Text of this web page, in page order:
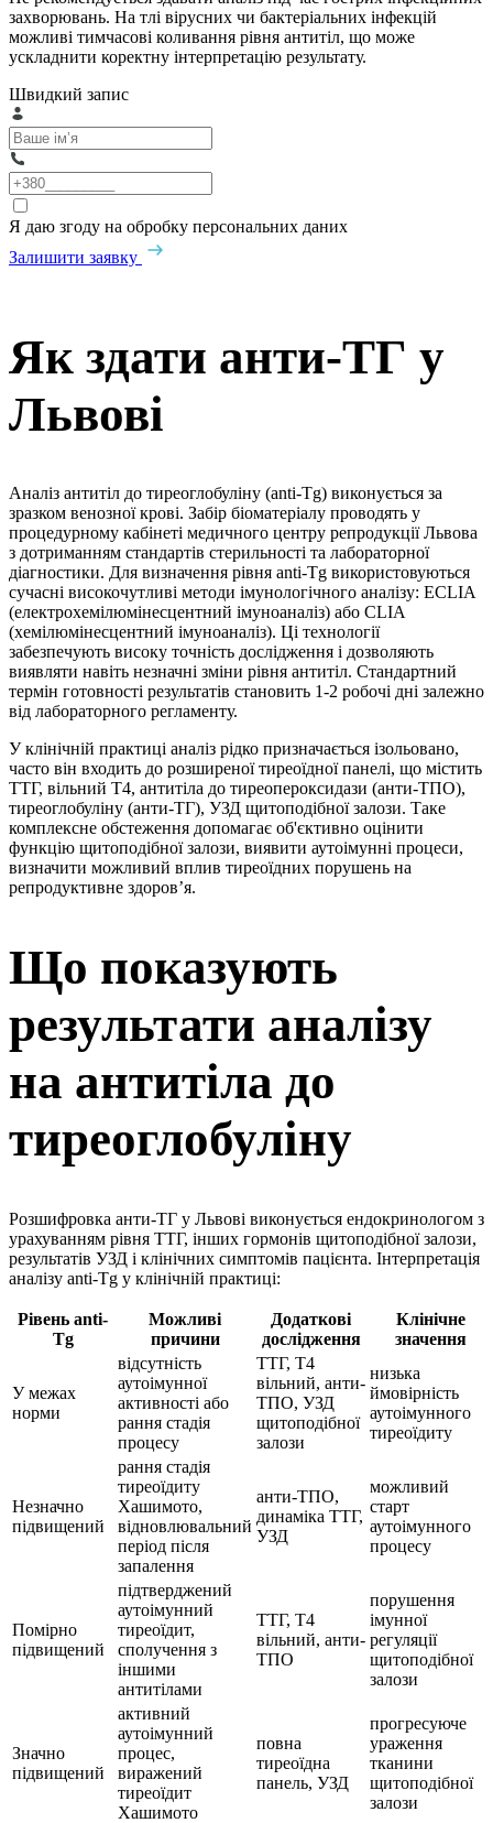
захворювань. На тлі вірусних чи бактеріальних інфекцій
можливі тимчасові коливання рівня антитіл, що може
ускладнити коректну інтерпретацію результату.
Швидкий запис
Я даю згоду на обробку персональних даних
Залишити заявку
Як здати анти-ТГ у
Львові
Аналіз антитіл до тиреоглобуліну (anti-Tg) виконується за
зразком венозної крові. Забір біоматеріалу проводять у
процедурному кабінеті медичного центру репродукції Львова
з дотриманням стандартів стерильності та лабораторної
діагностики. Для визначення рівня anti-Tg використовуються
сучасні високочутливі методи імунологічного аналізу: ECLIA
(електрохемілюмінесцентний імуноаналіз) або CLIA
(хемілюмінесцентний імуноаналіз). Ці технології
забезпечують високу точність дослідження і дозволяють
виявляти навіть незначні зміни рівня антитіл. Стандартний
термін готовності результатів становить 1-2 робочі дні залежно
від лабораторного регламенту.
У клінічній практиці аналіз рідко призначається ізольовано,
часто він входить до розширеної тиреоїдної панелі, що містить
ТТГ, вільний Т4, антитіла до тиреопероксидази (анти-ТПО),
тиреоглобуліну (анти-ТГ), УЗД щитоподібної залози. Таке
комплексне обстеження допомагає об'єктивно оцінити
функцію щитоподібної залози, виявити аутоімунні процеси,
визначити можливий вплив тиреоїдних порушень на
репродуктивне здоров’я.
Що показують
результати аналізу
на антитіла до
тиреоглобуліну
Розшифровка анти-ТГ у Львові виконується ендокринологом з
урахуванням рівня ТТГ, інших гормонів щитоподібної залози,
результатів УЗД і клінічних симптомів пацієнта. Інтерпретація
аналізу anti-Tg у клінічній практиці:
Рівень anti-
Tg
Можливі
причини
Додаткові
дослідження
Клінічне
значення
У межах
норми
відсутність
аутоімунної
активності або
рання стадія
процесу
ТТГ, Т4
вільний, анти-
ТПО, УЗД
щитоподібної
залози
низька
ймовірність
аутоімунного
тиреоїдиту
Незначно
підвищений
рання стадія
тиреоїдиту
Хашимото,
відновлювальний
період після
запалення
анти-ТПО,
динаміка ТТГ,
УЗД
можливий
старт
аутоімунного
процесу
Помірно
підвищений
підтверджений
аутоімунний
тиреоїдит,
сполучення з
іншими
антитілами
ТТГ, Т4
вільний, анти-
ТПО
порушення
імунної
регуляції
щитоподібної
залози
Значно
підвищений
активний
аутоімунний
процес,
виражений
тиреоїдит
Хашимото
повна
тиреоїдна
панель, УЗД
прогресуюче
ураження
тканини
щитоподібної
залози